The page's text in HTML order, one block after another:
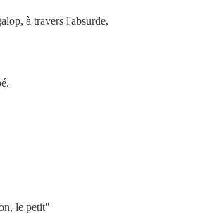
à travers l'absurde,
le petit"